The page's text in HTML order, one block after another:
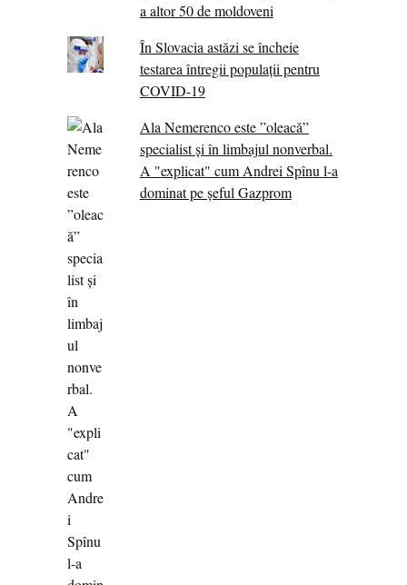
a altor 50 de moldoveni
În Slovacia astăzi se încheie
testarea întregii populații pentru
COVID-19
Ala Nemerenco este ”oleacă”
specialist și în limbajul nonverbal.
A "explicat" cum Andrei Spînu l-a
dominat pe șeful Gazprom